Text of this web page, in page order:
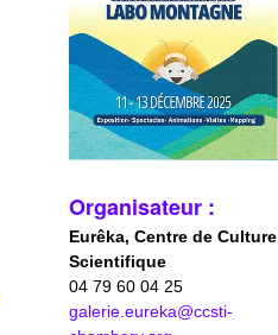
Organisateur :
Eurêka, Centre de Culture
Scientifique
04 79 60 04 25
galerie.eureka@ccsti-